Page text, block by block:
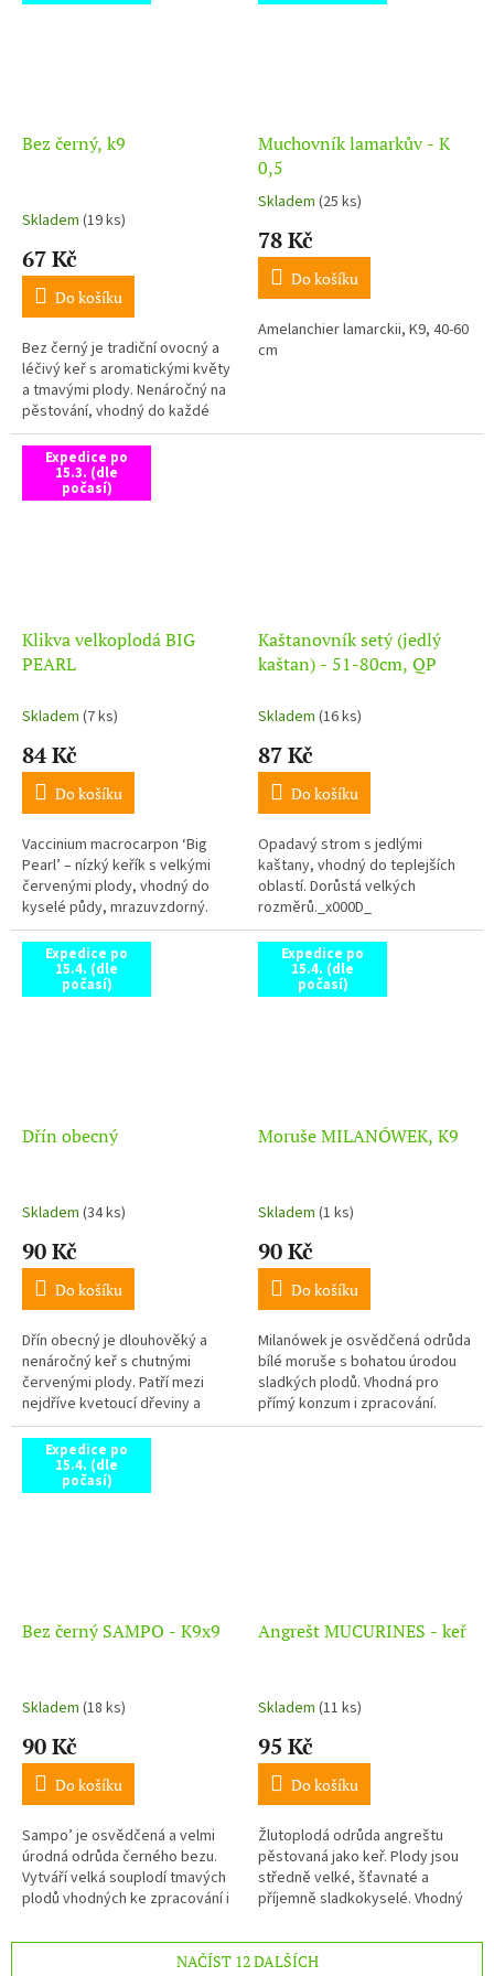
Bez černý, k9
Skladem (19 ks)
67 Kč
Do košíku
Bez černý je tradiční ovocný a
léčivý keř s aromatickými květy
a tmavými plody. Nenáročný na
pěstování, vhodný do každé
zahrady.
Muchovník lamarkův - K
0,5
Průměrné
produktu
3,5
5
hvězdiček.
Skladem (25 ks)
78 Kč
Do košíku
Amelanchier lamarckii, K9, 40-60
cm
Expedice po
15.3. (dle
počasí)
Klikva velkoplodá BIG
PEARL
Skladem (7 ks)
84 Kč
Do košíku
Vaccinium macrocarpon ‘Big
Pearl’ – nízký keřík s velkými
červenými plody, vhodný do
kyselé půdy, mrazuvzdorný.
Kaštanovník setý (jedlý
kaštan) - 51-80cm, QP
Skladem (16 ks)
87 Kč
Do košíku
Opadavý strom s jedlými
kaštany, vhodný do teplejších
oblastí. Dorůstá velkých
rozměrů._x000D_
Expedice po
15.4. (dle
počasí)
Dřín obecný
Skladem (34 ks)
90 Kč
Do košíku
Dřín obecný je dlouhověký a
nenáročný keř s chutnými
červenými plody. Patří mezi
nejdříve kvetoucí dřeviny a
nabízí úrodu i okrasnou hodnotu.
Expedice po
15.4. (dle
počasí)
Moruše MILANÓWEK, K9
Skladem (1 ks)
90 Kč
Do košíku
Milanówek je osvědčená odrůda
bílé moruše s bohatou úrodou
sladkých plodů. Vhodná pro
přímý konzum i zpracování.
Expedice po
15.4. (dle
počasí)
Bez černý SAMPO - K9x9
Skladem (18 ks)
90 Kč
Do košíku
Sampo’ je osvědčená a velmi
úrodná odrůda černého bezu.
Vytváří velká souplodí tmavých
plodů vhodných ke zpracování i
Angrešt MUCURINES - keř
Skladem (11 ks)
95 Kč
Do košíku
Žlutoplodá odrůda angreštu
pěstovaná jako keř. Plody jsou
středně velké, šťavnaté a
příjemně sladkokyselé. Vhodný
NAČÍST 12 DALŠÍCH